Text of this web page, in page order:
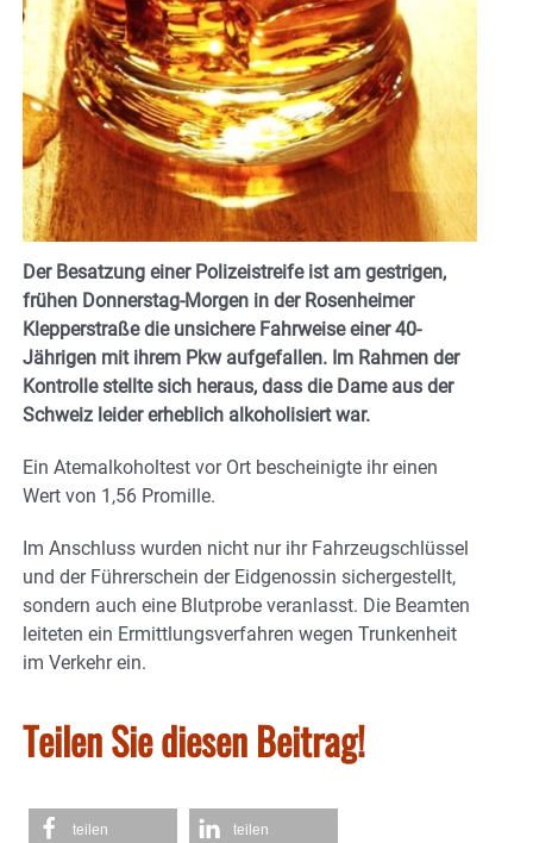
Der Besatzung einer Polizeistreife ist am gestrigen,
frühen Donnerstag-Morgen in der Rosenheimer
Klepperstraße die unsichere Fahrweise einer 40-
Jährigen mit ihrem Pkw aufgefallen. Im Rahmen der
Kontrolle stellte sich heraus, dass die Dame aus der
Schweiz leider erheblich alkoholisiert war.
Ein Atemalkoholtest vor Ort bescheinigte ihr einen
Wert von 1,56 Promille.
Im Anschluss wurden nicht nur ihr Fahrzeugschlüssel
und der Führerschein der Eidgenossin sichergestellt,
sondern auch eine Blutprobe veranlasst. Die Beamten
leiteten ein Ermittlungsverfahren wegen Trunkenheit
im Verkehr ein.
Teilen Sie diesen Beitrag!
teilen teilen